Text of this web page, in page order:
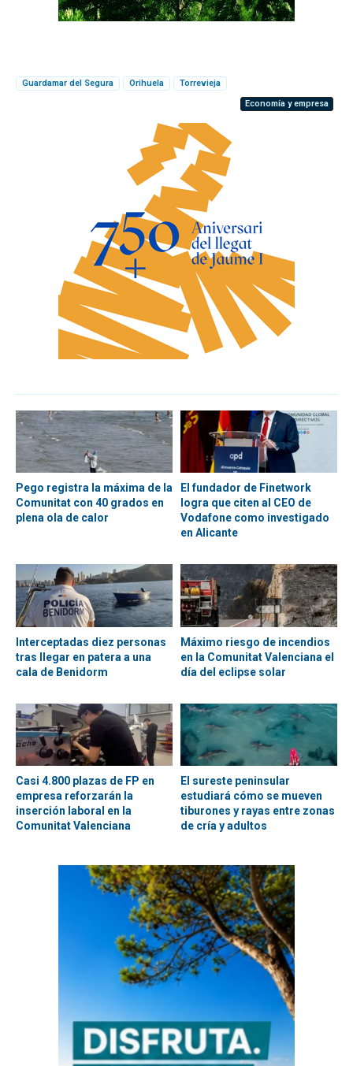
Guardamar del Segura Orihuela
Torrevieja
Economía y empresa
Pego registra la máxima de la
Comunitat con 40 grados en
plena ola de calor
El fundador de Finetwork
logra que citen al CEO de
Vodafone como investigado
en Alicante
Interceptadas diez personas
tras llegar en patera a una
cala de Benidorm
Máximo riesgo de incendios
en la Comunitat Valenciana el
día del eclipse solar
Casi 4.800 plazas de FP en
empresa reforzarán la
inserción laboral en la
Comunitat Valenciana
El sureste peninsular
estudiará cómo se mueven
tiburones y rayas entre zonas
de cría y adultos